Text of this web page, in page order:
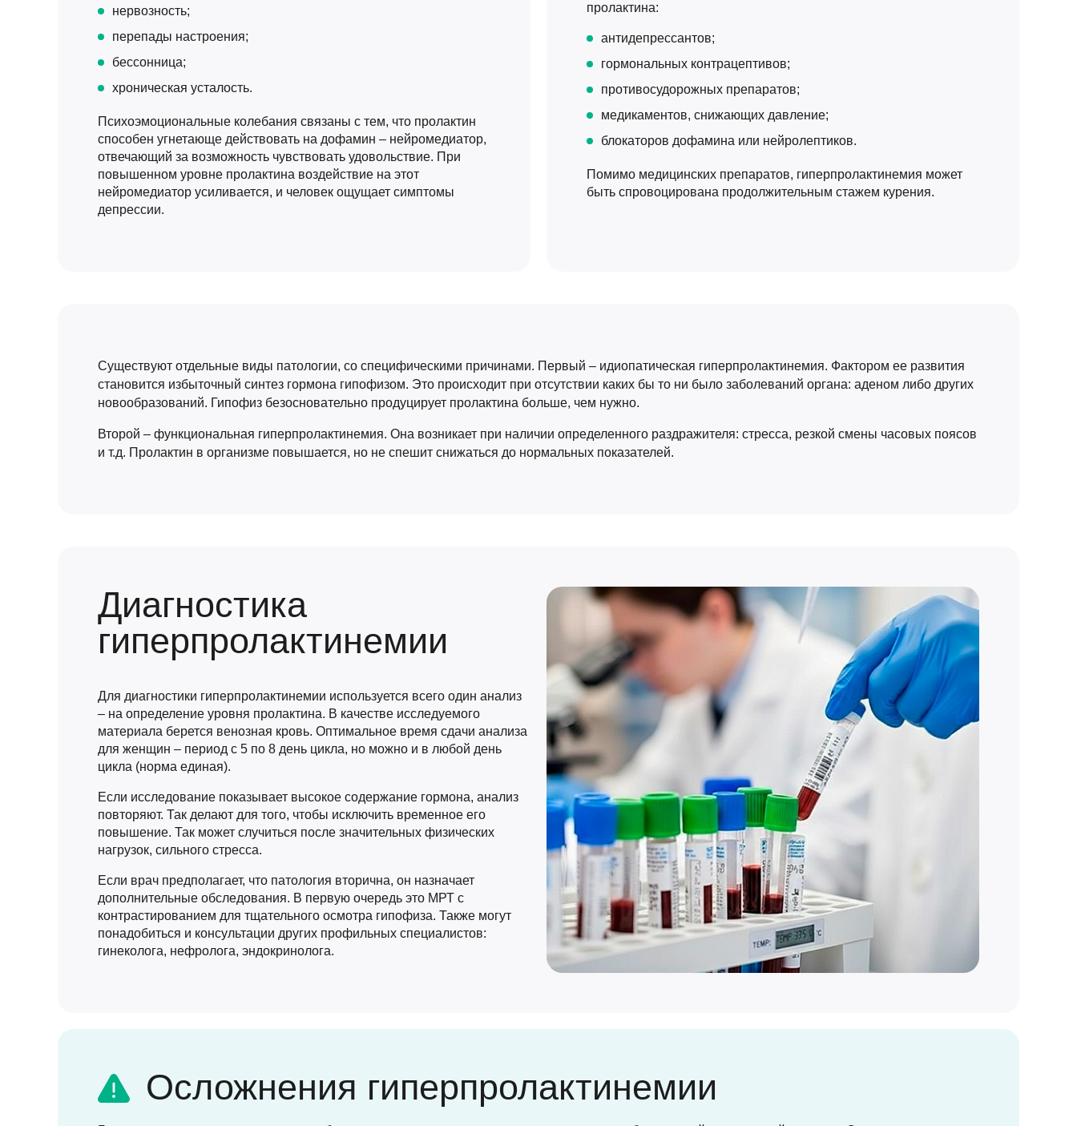
нервозность;
перепады настроения;
бессонница;
хроническая усталость.
Психоэмоциональные колебания связаны с тем, что пролактин
способен угнетающе действовать на дофамин – нейромедиатор,
отвечающий за возможность чувствовать удовольствие. При
повышенном уровне пролактина воздействие на этот
нейромедиатор усиливается, и человек ощущает симптомы
депрессии.
пролактина:
антидепрессантов;
гормональных контрацептивов;
противосудорожных препаратов;
медикаментов, снижающих давление;
блокаторов дофамина или нейролептиков.
Помимо медицинских препаратов, гиперпролактинемия может
быть спровоцирована продолжительным стажем курения.
Существуют отдельные виды патологии, со специфическими причинами. Первый – идиопатическая гиперпролактинемия. Фактором ее развития
становится избыточный синтез гормона гипофизом. Это происходит при отсутствии каких бы то ни было заболеваний органа: аденом либо других
новообразований. Гипофиз безосновательно продуцирует пролактина больше, чем нужно.
Второй – функциональная гиперпролактинемия. Она возникает при наличии определенного раздражителя: стресса, резкой смены часовых поясов
и т.д. Пролактин в организме повышается, но не спешит снижаться до нормальных показателей.
Диагностика
гиперпролактинемии
Для диагностики гиперпролактинемии используется всего один анализ
– на определение уровня пролактина. В качестве исследуемого
материала берется венозная кровь. Оптимальное время сдачи анализа
для женщин – период с 5 по 8 день цикла, но можно и в любой день
цикла (норма единая).
Если исследование показывает высокое содержание гормона, анализ
повторяют. Так делают для того, чтобы исключить временное его
повышение. Так может случиться после значительных физических
нагрузок, сильного стресса.
Если врач предполагает, что патология вторична, он назначает
дополнительные обследования. В первую очередь это МРТ с
контрастированием для тщательного осмотра гипофиза. Также могут
понадобиться и консультации других профильных специалистов:
гинеколога, нефролога, эндокринолога.
Осложнения гиперпролактинемии